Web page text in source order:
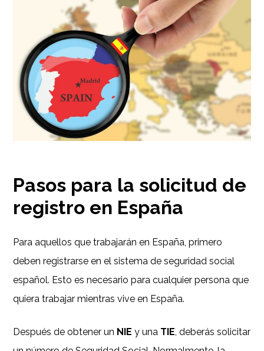
Pasos para la solicitud de
registro en España
Para aquellos que trabajarán en España, primero
deben registrarse en el sistema de seguridad social
español. Esto es necesario para cualquier persona que
quiera trabajar mientras vive en España.
Después de obtener un NIEy una TIE, deberás solicitar